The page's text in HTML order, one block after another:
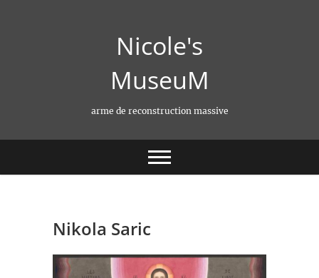
Nicole's
MuseuM
arme de reconstruction massive
Nikola Saric